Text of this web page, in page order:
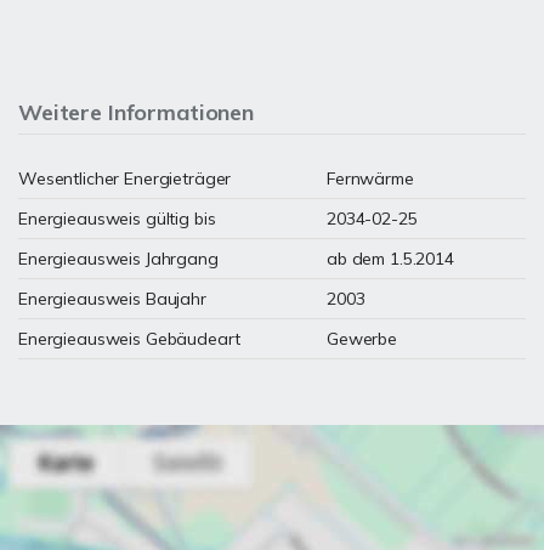
Weitere Informationen
Wesentlicher Energieträger
Fernwärme
Energieausweis gültig bis
2034-02-25
Energieausweis Jahrgang
ab dem 1.5.2014
Energieausweis Baujahr
2003
Energieausweis Gebäudeart
Gewerbe